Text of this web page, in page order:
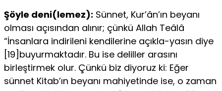
Şöyle deni(lemez): Sünnet, Kur’ân’ın beyanı
olması açısından alınır; çünkü Allah Teâlâ
“İnsanlara indirileni kendilerine açıkla-yasın diye
[19]buyurmaktadır. Bu ise deliller arasını
birleştirmek olur. Çünkü biz diyoruz ki: Eğer
sünnet Kitab’ın beyanı mahiyetin­de ise, o zaman